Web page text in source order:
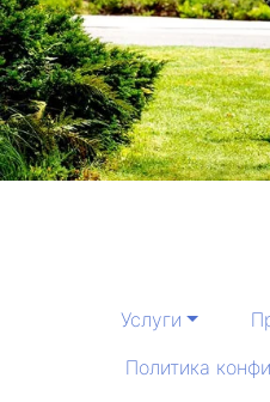
Услуги
Политика